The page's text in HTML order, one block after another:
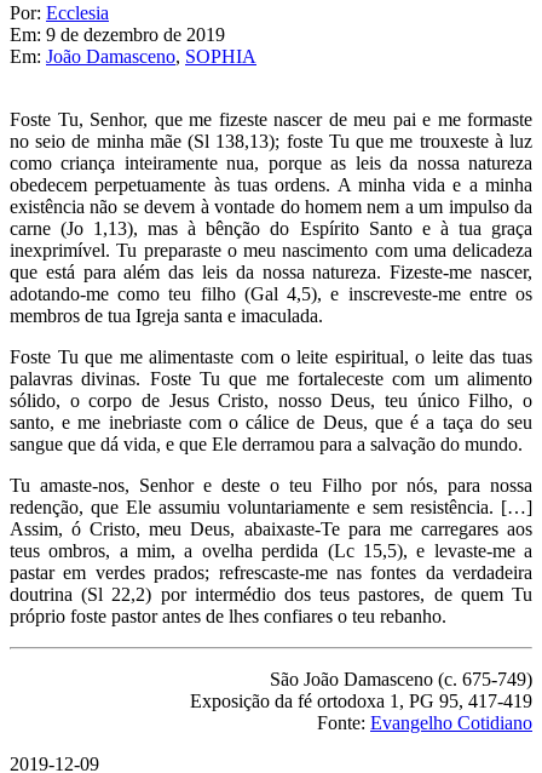
Por: Ecclesia
Em: 9 de dezembro de 2019
Em: João Damasceno, SOPHIA
Foste Tu, Senhor, que me fizeste nascer de meu pai e me formaste
no seio de minha mãe (Sl 138,13); foste Tu que me trouxeste à luz
como criança inteiramente nua, porque as leis da nossa natureza
obedecem perpetuamente às tuas ordens. A minha vida e a minha
existência não se devem à vontade do homem nem a um impulso da
carne (Jo 1,13), mas à bênção do Espírito Santo e à tua graça
inexprimível. Tu preparaste o meu nascimento com uma delicadeza
que está para além das leis da nossa natureza. Fizeste-me nascer,
adotando-me como teu filho (Gal 4,5), e inscreveste-me entre os
membros de tua Igreja santa e imaculada.
Foste Tu que me alimentaste com o leite espiritual, o leite das tuas
palavras divinas. Foste Tu que me fortaleceste com um alimento
sólido, o corpo de Jesus Cristo, nosso Deus, teu único Filho, o
santo, e me inebriaste com o cálice de Deus, que é a taça do seu
sangue que dá vida, e que Ele derramou para a salvação do mundo.
Tu amaste-nos, Senhor e deste o teu Filho por nós, para nossa
redenção, que Ele assumiu voluntariamente e sem resistência. […]
Assim, ó Cristo, meu Deus, abaixaste-Te para me carregares aos
teus ombros, a mim, a ovelha perdida (Lc 15,5), e levaste-me a
pastar em verdes prados; refrescaste-me nas fontes da verdadeira
doutrina (Sl 22,2) por intermédio dos teus pastores, de quem Tu
próprio foste pastor antes de lhes confiares o teu rebanho.
São João Damasceno (c. 675-749)
Exposição da fé ortodoxa 1, PG 95, 417-419
Fonte: Evangelho Cotidiano
2019-12-09